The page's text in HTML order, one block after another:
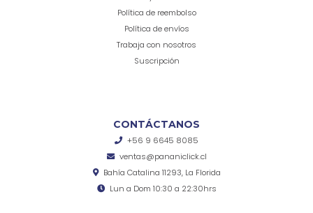
Política de reembolso
Política de envíos
Trabaja con nosotros
Suscripción
CONTÁCTANOS
+56 9 6645 8085
ventas@pananiclick.cl
Bahía Catalina 11293, La Florida
Lun a Dom 10:30 a 22:30hrs